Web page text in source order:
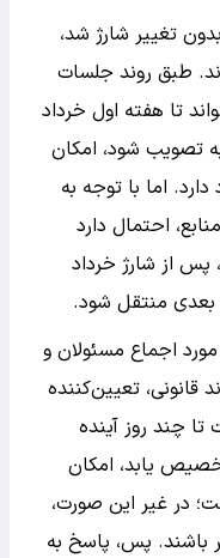
تغییر شارژ شد،
طبق روند جلسات
مجلس، اگر کارگروه ماده ۱۳بتواند تا هفته اول خرداد
تصویب شود، امکان
اما با توجه به
احتمال دارد
پس از شارژ خرداد
بعدی منتقل شود.
مورد اجماع مسئولان و
قانونی، تعیین‌کننده
چند روز آینده
یابد، امکان
در غیر این صورت،
باشند. پس، پاسخ به